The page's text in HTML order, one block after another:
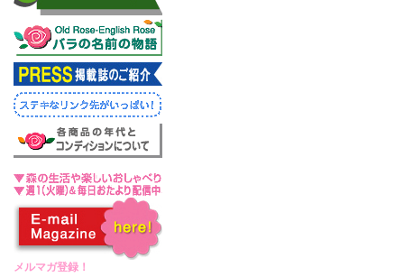
メルマガ登録！